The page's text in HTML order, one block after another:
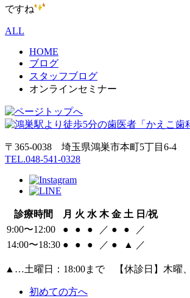
ですね
ALL
HOME
ブログ
スタッフブログ
オンラインセミナー
〒365-0038 埼玉県鴻巣市本町5丁目6‐4
TEL.048-541-0328
診療時間 月 火 水 木 金 土 日/祝
9:00〜12:00
● ● ● ／ ● ●
／
14:00〜18:30 ● ● ● ／ ● ▲ ／
▲ …土曜日：18:00まで 【休診日】木曜
初めての方へ